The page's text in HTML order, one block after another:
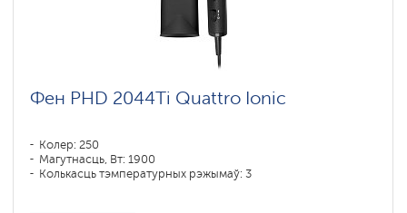
Фен PHD 2044Ti Quattro Ionic
Колер: 250
Магутнасць, Вт: 1900
Колькасць тэмпературных рэжымаў: 3